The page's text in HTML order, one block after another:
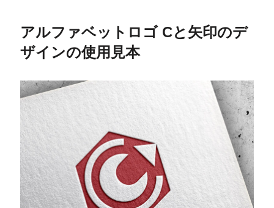
アルファベットロゴ Cと矢印のデ
ザインの使用見本